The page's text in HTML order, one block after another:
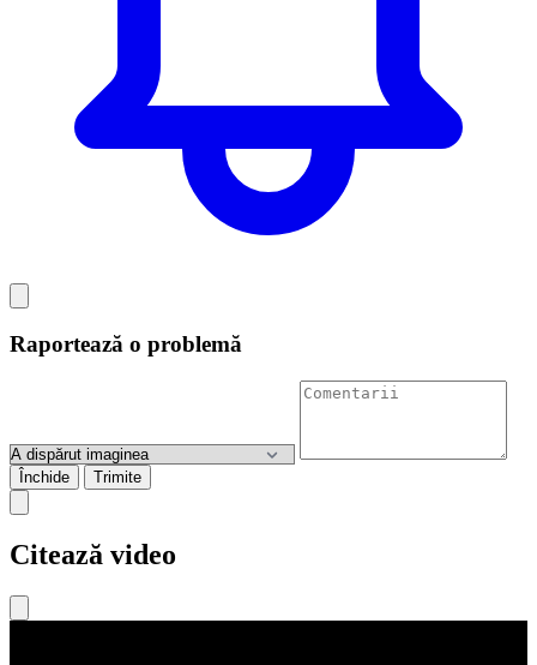
Raportează o problemă
Închide Trimite
Citează video